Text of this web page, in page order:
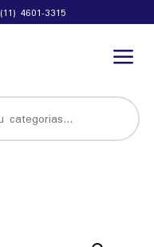
(11) 4601-3315
a